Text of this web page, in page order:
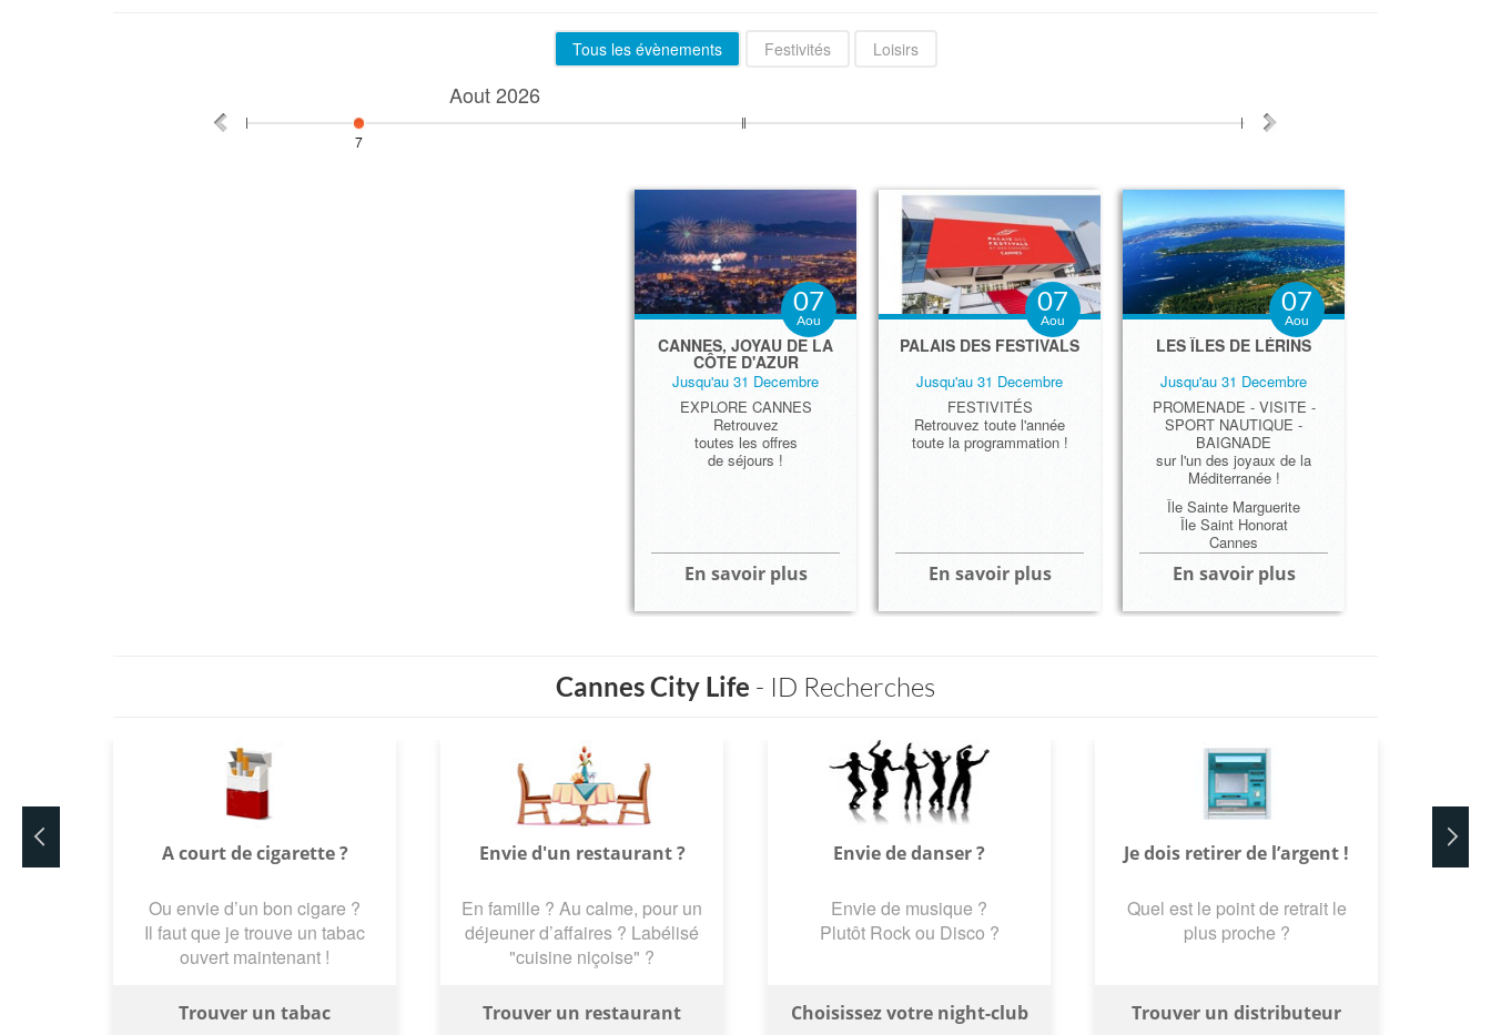
Tous les évènements Festivités Loisirs
Aout2026
7
07
Aou
CANNES, JOYAU DE LA
CÔTE D'AZUR
Jusqu'au 31 Decembre
EXPLORE CANNES
Retrouvez
toutes les offres
de séjours !
En savoir plus
07
Aou
PALAIS DES FESTIVALS
Jusqu'au 31 Decembre
FESTIVITÉS
Retrouvez toute l'année
toute la programmation !
En savoir plus
07
Aou
LES ÎLES DE LÉRINS
Jusqu'au 31 Decembre
PROMENADE - VISITE -
SPORT NAUTIQUE -
BAIGNADE
sur l'un des joyaux de la
Méditerranée !
Île Sainte Marguerite
Île Saint Honorat
Cannes
En savoir plus
Cannes City Life - ID Recherches
A court de cigarette ?
Ou envie d’un bon cigare ?
Il faut que je trouve un tabac
ouvert maintenant !
Trouver un tabac
Envie d'un restaurant ?
En famille ? Au calme, pour un
déjeuner d’affaires ? Labélisé
"cuisine niçoise" ?
Trouver un restaurant
Envie de danser ?
Envie de musique ?
Plutôt Rock ou Disco ?
Choisissez votre night-club
Je dois retirer de l’argent !
Quel est le point de retrait le
plus proche ?
Trouver un distributeur